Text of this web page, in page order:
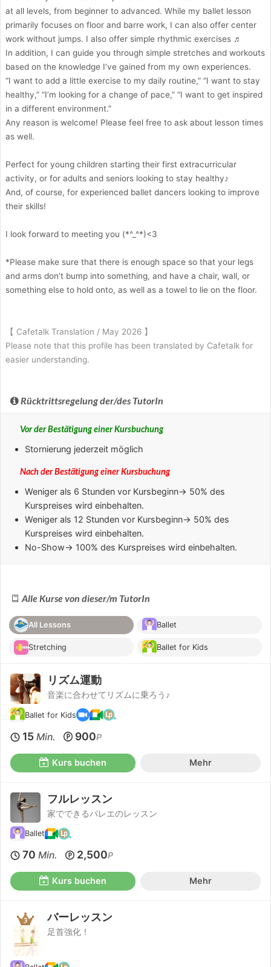
at all levels, from beginner to advanced. While my ballet lesson
primarily focuses on floor and barre work, I can also offer center
work without jumps. I also offer simple rhythmic exercises ♬
In addition, I can guide you through simple stretches and workouts
based on the knowledge I’ve gained from my own experiences.
“I want to add a little exercise to my daily routine,” “I want to stay
healthy,” “I’m looking for a change of pace,” “I want to get inspired
in a different environment.”
Any reason is welcome! Please feel free to ask about lesson times
as well.
Perfect for young children starting their first extracurricular
activity, or for adults and seniors looking to stay healthy♪
And, of course, for experienced ballet dancers looking to improve
their skills!
I look forward to meeting you (*^_^*)<3
*Please make sure that there is enough space so that your legs
and arms don’t bump into something, and have a chair, wall, or
something else to hold onto, as well as a towel to lie on the floor.
【 Cafetalk Translation / May 2026 】
Please note that this profile has been translated by Cafetalk for
easier understanding.
Rücktrittsregelung der/des TutorIn
Vor der Bestätigung einer Kursbuchung
Stornierung jederzeit möglich
Nach der Bestätigung einer Kursbuchung
Weniger als 6 Stunden vor Kursbeginn→ 50% des
Kurspreises wird einbehalten.
Weniger als 12 Stunden vor Kursbeginn→ 50% des
Kurspreises wird einbehalten.
No-Show→ 100% des Kurspreises wird einbehalten.
Alle Kurse von dieser/m TutorIn
All Lessons Ballet
Stretching Ballet for Kids
リズム運動
音楽に合わせてリズムに乗ろう♪
Ballet for Kids
15 Min. 900P
Kurs buchen Mehr
フルレッスン
家でできるバレエのレッスン
Ballet
70 Min. 2,500P
Kurs buchen Mehr
バーレッスン
足首強化！